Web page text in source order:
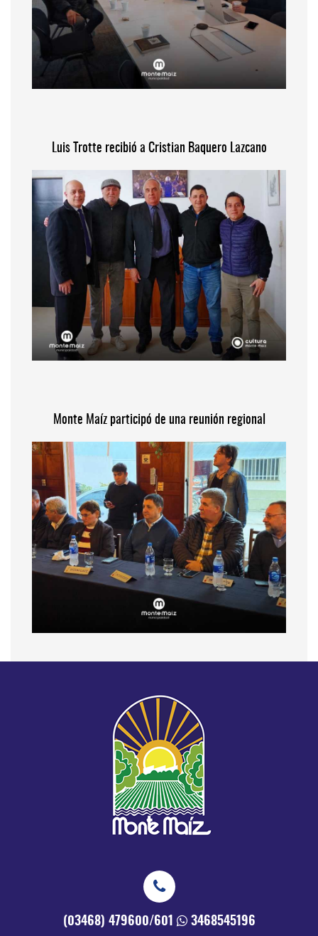
Luis Trotte recibió a Cristian Baquero Lazcano
Monte Maíz participó de una reunión regional
(03468) 479600/601 3468545196